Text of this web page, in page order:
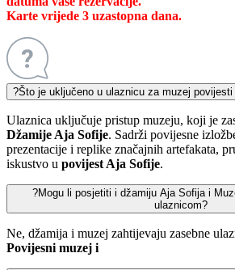
Karte vrijede 3 uzastopna dana.
?Što je uključeno u ulaznicu za muzej
Ulaznica uključuje pristup muzeju, koji je
Džamije Aja Sofije. Sadrži povijesne
prezentacije i replike značajnih artefakata,
iskustvo u povijest Aja Sofije.
?Mogu li posjetiti i džamiju Aja Sofija i
ulaznicom?
Ne, džamija i muzej zahtijevaju zasebne
Povijesni muzej i